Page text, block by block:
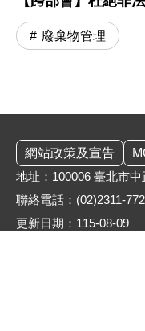
廢棄物管理
網站政策及宣告
地址：100006 臺北市
聯絡電話： (02)2311-
更新日期：115-08-09